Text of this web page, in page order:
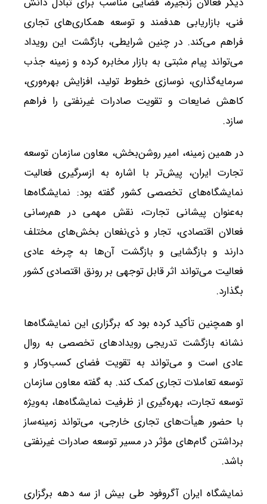
فنی، بازاریابی هدفمند و توسعه همکاری‌های تجاری
فراهم می‌کند. در چنین شرایطی، بازگشت این رویداد
می‌تواند پیام مثبتی به بازار مخابره کرده و زمینه جذب
سرمایه‌گذاری، نوسازی خطوط تولید، افزایش بهره‌وری،
کاهش ضایعات و تقویت صادرات غیرنفتی را فراهم
سازد.
در همین زمینه، امیر روشن‌بخش، معاون سازمان توسعه
تجارت ایران، پیش‌تر با اشاره به ازسرگیری فعالیت
نمایشگاه‌های تخصصی کشور گفته بود: نمایشگاه‌ها
به‌عنوان پیشانی تجارت، نقش مهمی در هم‌رسانی
فعالان اقتصادی، تجار و ذی‌نفعان بخش‌های مختلف
دارند و بازگشایی و بازگشت آن‌ها به چرخه عادی
فعالیت می‌تواند اثر قابل توجهی بر رونق اقتصادی کشور
بگذارد.
او همچنین تأکید کرده بود که برگزاری این نمایشگاه‌ها
نشانه بازگشت تدریجی رویدادهای تخصصی به روال
عادی است و می‌تواند به تقویت فضای کسب‌وکار و
توسعه تعاملات تجاری کمک کند. به گفته معاون سازمان
توسعه تجارت، بهره‌گیری از ظرفیت نمایشگاه‌ها، به‌ویژه
با حضور هیأت‌های تجاری خارجی، می‌تواند زمینه‌ساز
برداشتن گام‌های مؤثر در مسیر توسعه صادرات غیرنفتی
باشد.
نمایشگاه ایران آگروفود طی بیش از سه دهه برگزاری